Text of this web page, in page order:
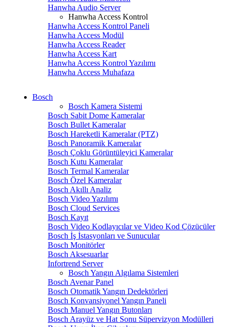
Hanwha Audio Server
Hanwha Access Kontrol
Hanwha Access Kontrol Paneli
Hanwha Access Modül
Hanwha Access Reader
Hanwha Access Kart
Hanwha Access Kontrol Yazılımı
Hanwha Access Muhafaza
Bosch
Bosch Kamera Sistemi
Bosch Sabit Dome Kameralar
Bosch Bullet Kameralar
Bosch Hareketli Kameralar (PTZ)
Bosch Panoramik Kameralar
Bosch Çoklu Görüntüleyici Kameralar
Bosch Kutu Kameralar
Bosch Termal Kameralar
Bosch Özel Kameralar
Bosch Akıllı Analiz
Bosch Video Yazılımı
Bosch Cloud Services
Bosch Kayıt
Bosch Video Kodlayıcılar ve Video Kod Çözücüler
Bosch İş İstasyonları ve Sunucular
Bosch Monitörler
Bosch Aksesuarlar
Infortrend Server
Bosch Yangın Algılama Sistemleri
Bosch Avenar Panel
Bosch Otomatik Yangın Dedektörleri
Bosch Konvansiyonel Yangın Paneli
Bosch Manuel Yangın Butonları
Bosch Arayüz ve Hat Sonu Süpervizyon Modülleri